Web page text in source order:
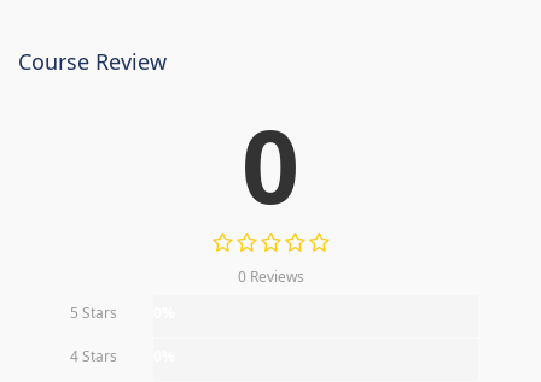
Course Review
0
0 Reviews
5 Stars
4 Stars